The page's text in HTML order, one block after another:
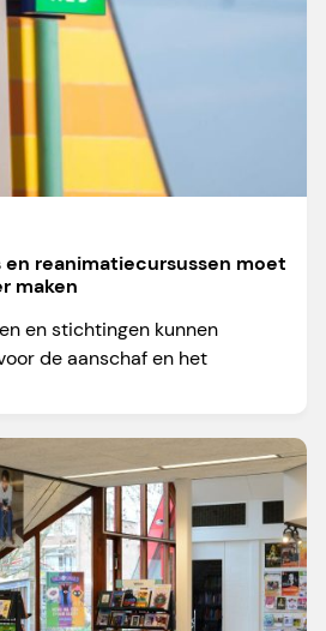
en reanimatiecursussen moet
maken
en stichtingen kunnen
de aanschaf en het